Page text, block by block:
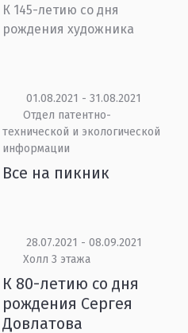
К 145-летию со дня
рождения художника
01.08.2021 - 31.08.2021
Отдел патентно-
технической и экологической
информации
Все на пикник
28.07.2021 - 08.09.2021
Холл 3 этажа
К 80-летию со дня
рождения Сергея
Довлатова